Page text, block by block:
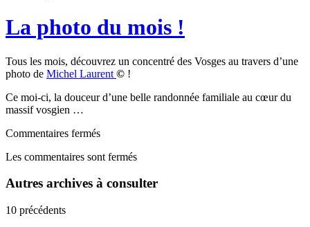
La photo du mois !
Tous les mois, découvrez un concentré des Vosges au travers d’une
photo de Michel Laurent © !
Ce moi-ci, la douceur d’une belle randonnée familiale au cœur du
massif vosgien …
Commentaires fermés
Les commentaires sont fermés
Autres archives à consulter
10 précédents